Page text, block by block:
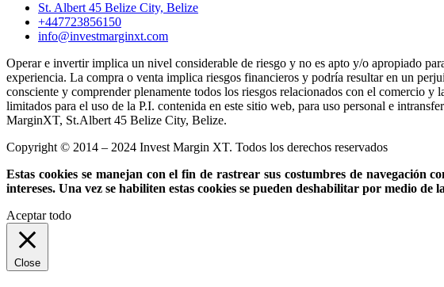
St. Albert 45 Belize City, Belize
+447723856150
info@investmarginxt.com
Operar e invertir implica un nivel considerable de riesgo y no es apto y/o apropiado
experiencia. La compra o venta implica riesgos financieros y podría resultar en un
consciente y comprender plenamente todos los riesgos relacionados con el comercio
limitados para el uso de la P.I. contenida en este sitio web, para uso personal e
MarginXT, St.Albert 45 Belize City, Belize.
Copyright © 2014 – 2024 Invest Margin XT. Todos los derechos reservados
Estas cookies se manejan con el fin de rastrear sus costumbres de navegación
intereses. Una vez se habiliten estas cookies se pueden deshabilitar por medio de
Aceptar todo
Close